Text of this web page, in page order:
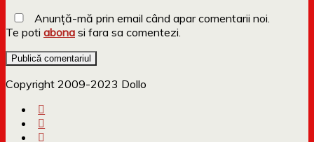
Anunță-mă prin email când apar comentarii noi.
Te poti abona si fara sa comentezi.
Copyright 2009-2023 Dollo